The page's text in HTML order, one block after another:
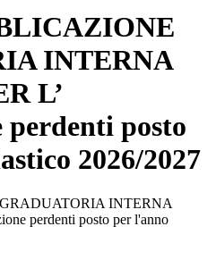
INTERNA
L’
posto
2026/2027
perdenti posto per l'anno